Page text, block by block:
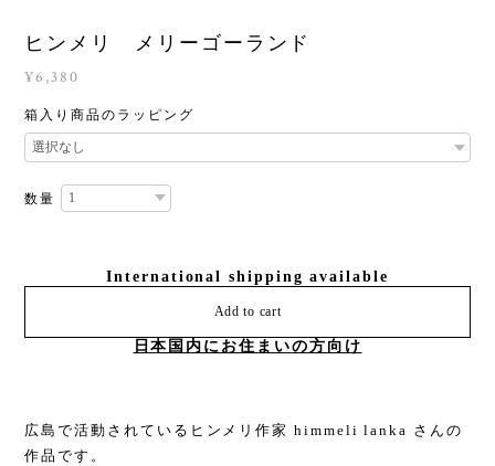
ヒンメリ メリーゴーランド
¥6,380
箱入り商品のラッピング
数量
International shipping available
Add to cart
日本国内にお住まいの方向け
広島で活動されているヒンメリ作家 himmeli lanka さんの
作品です。